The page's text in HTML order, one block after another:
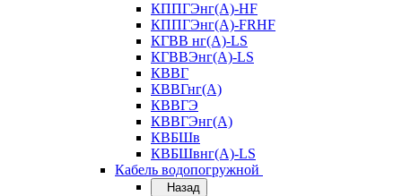
КППГЭнг(А)-HF
КППГЭнг(А)-FRHF
КГВВ нг(А)-LS
КГВВЭнг(А)-LS
КВВГ
КВВГнг(А)
КВВГЭ
КВВГЭнг(А)
КВБШв
КВБШвнг(А)-LS
Кабель водопогружной
Назад